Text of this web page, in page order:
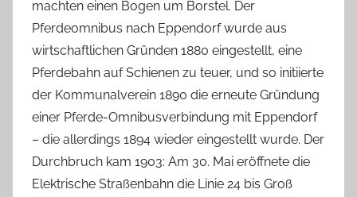
machten einen Bogen um Borstel. Der
Pferdeomnibus nach Eppendorf wurde aus
wirtschaftlichen Gründen 1880 eingestellt, eine
Pferdebahn auf Schienen zu teuer, und so initiierte
der Kommunalverein 1890 die erneute Gründung
einer Pferde-Omnibusverbindung mit Eppendorf
– die allerdings 1894 wieder eingestellt wurde. Der
Durchbruch kam 1903: Am 30. Mai eröffnete die
Elektrische Straßenbahn die Linie 24 bis Groß